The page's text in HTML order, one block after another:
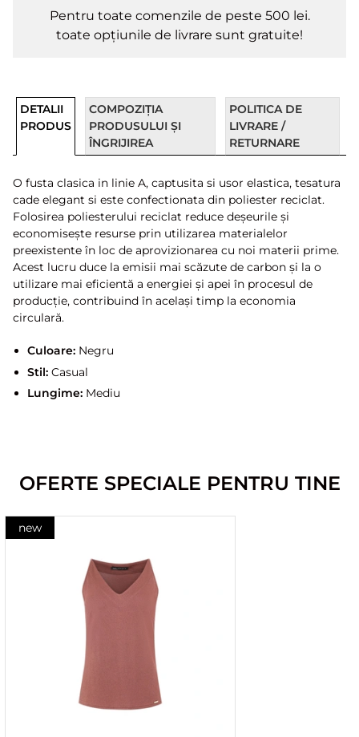
Pentru toate comenzile de peste 500 lei.
toate opțiunile de livrare sunt gratuite!
DETALII
PRODUS
COMPOZIȚIA
PRODUSULUI ȘI
ÎNGRIJIREA
POLITICA DE
LIVRARE /
RETURNARE
O fusta clasica in linie A, captusita si usor elastica, tesatura
cade elegant si este confectionata din poliester reciclat.
Folosirea poliesterului reciclat reduce deșeurile și
economisește resurse prin utilizarea materialelor
preexistente în loc de aprovizionarea cu noi materii prime.
Acest lucru duce la emisii mai scăzute de carbon și la o
utilizare mai eficientă a energiei și apei în procesul de
producție, contribuind în același timp la economia
circulară.
Culoare:Negru
Stil:Casual
Lungime:Mediu
OFERTE SPECIALE PENTRU TINE
new